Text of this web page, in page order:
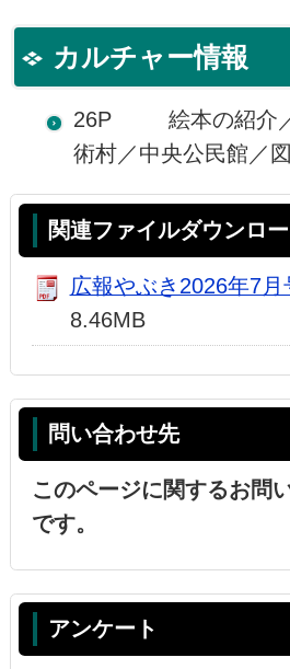
カルチャー情報
26P 絵本の紹介／
術村／中央公民館／
関連ファイルダウンロ
広報やぶき2026年7月
8.46MB
問い合わせ先
このページに関するお問
です。
アンケート